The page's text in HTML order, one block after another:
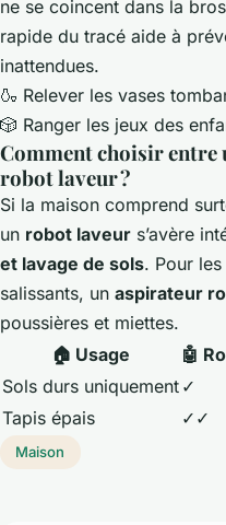
ne se coincent dans la
rapide du tracé aide à
inattendues.
🍶 Relever les vases
🎲 Ranger les jeux des
Comment choisir entre
robot laveur ?
Si la maison comprend
un robot laveur s’avère
et lavage de sols. Pour
salissants, un aspirateur
poussières et miettes.
🏠 Usage
🤖
Sols durs uniquement ✓
Tapis épais
✓✓
Maison